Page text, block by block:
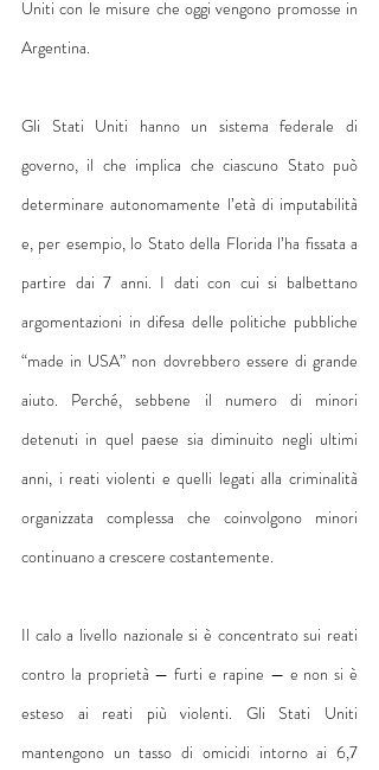
Uniti con le misure che oggi vengono promosse in
Argentina.
Gli Stati Uniti hanno un sistema federale di
governo, il che implica che ciascuno Stato può
determinare autonomamente l’età di imputabilità
e, per esempio, lo Stato della Florida l’ha fissata a
partire dai 7 anni. I dati con cui si balbettano
argomentazioni in difesa delle politiche pubbliche
“made in USA” non dovrebbero essere di grande
aiuto. Perché, sebbene il numero di minori
detenuti in quel paese sia diminuito negli ultimi
anni, i reati violenti e quelli legati alla criminalità
organizzata complessa che coinvolgono minori
continuano a crescere costantemente.
Il calo a livello nazionale si è concentrato sui reati
contro la proprietà — furti e rapine — e non si è
esteso ai reati più violenti. Gli Stati Uniti
mantengono un tasso di omicidi intorno ai 6,7